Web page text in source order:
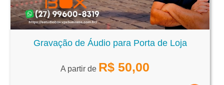
Gravação de Áudio para Porta de Loja
A partir de R$ 50,00